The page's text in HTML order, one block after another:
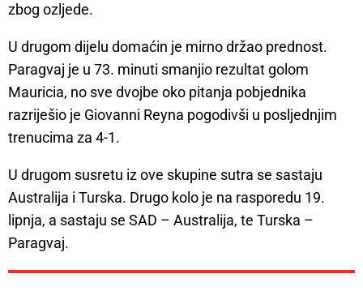
zbog ozljede.
U drugom dijelu domaćin je mirno držao prednost.
Paragvaj je u 73. minuti smanjio rezultat golom
Mauricia, no sve dvojbe oko pitanja pobjednika
razriješio je Giovanni Reyna pogodivši u posljednjim
trenucima za 4-1.
U drugom susretu iz ove skupine sutra se sastaju
Australija i Turska. Drugo kolo je na rasporedu 19.
lipnja, a sastaju se SAD – Australija, te Turska –
Paragvaj.